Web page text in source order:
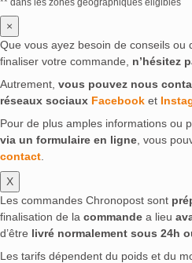
** dans les zones géographiques éligibles
×
Que vous ayez besoin de conseils ou
finaliser votre commande, n’hésitez
Autrement, vous pouvez nous
réseaux sociaux Facebook et
Pour de plus amples informations ou
via un formulaire en ligne , vous
contact
X
Les commandes Chronopost sont
finalisation de la commande a lieu
d’être livré normalement sous 24h
Les tarifs dépendent du poids et du